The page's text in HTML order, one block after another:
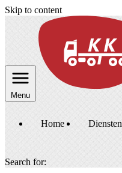
Skip to content
Menu
Home Diensten
Search for: